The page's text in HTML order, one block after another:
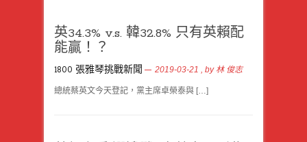
英34.3% v.s. 韓32.8% 只有英賴配
能贏！？
1800 張雅琴挑戰新聞 2019-03-21 , by 林 俊志
總統蔡英文今天登記，黨主席卓榮泰與 […]